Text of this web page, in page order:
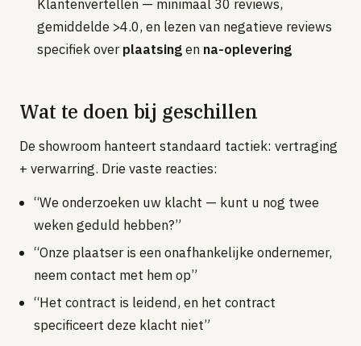
Klantenvertellen — minimaal 30 reviews,
gemiddelde >4.0, en lezen van negatieve reviews
specifiek overplaatsingen na-oplevering
Wat te doen bij geschillen
De showroom hanteert standaard tactiek: vertraging
+ verwarring. Drie vaste reacties:
“We onderzoeken uw klacht — kunt u nog twee
weken geduld hebben?”
“Onze plaatser is een onafhankelijke ondernemer,
neem contact met hem op”
“Het contract is leidend, en het contract
specificeert deze klacht niet”